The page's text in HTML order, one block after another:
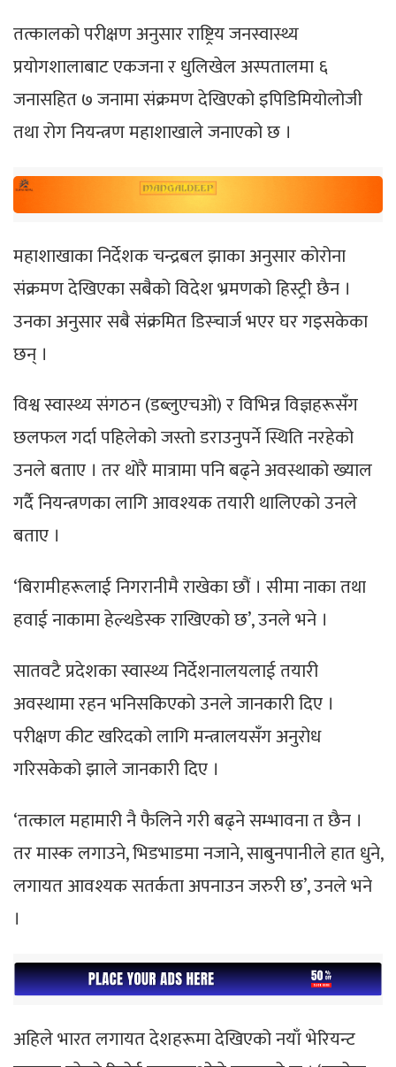
तत्कालको परीक्षण अनुसार राष्ट्रिय जनस्वास्थ्य
प्रयोगशालाबाट एकजना र धुलिखेल अस्पतालमा ६
जनासहित ७ जनामा संक्रमण देखिएको इपिडिमियोलोजी
तथा रोग नियन्त्रण महाशाखाले जनाएको छ ।
महाशाखाका निर्देशक चन्द्रबल झाका अनुसार कोरोना
संक्रमण देखिएका सबैको विदेश भ्रमणको हिस्ट्री छैन ।
उनका अनुसार सबै संक्रमित डिस्चार्ज भएर घर गइसकेका
छन् ।
विश्व स्वास्थ्य संगठन (डब्लुएचओ) र विभिन्न विज्ञहरूसँग
छलफल गर्दा पहिलेको जस्तो डराउनुपर्ने स्थिति नरहेको
उनले बताए । तर थोरै मात्रामा पनि बढ्ने अवस्थाको ख्याल
गर्दै नियन्त्रणका लागि आवश्यक तयारी थालिएको उनले
बताए ।
‘बिरामीहरूलाई निगरानीमै राखेका छौं । सीमा नाका तथा
हवाई नाकामा हेल्थडेस्क राखिएको छ’, उनले भने ।
सातवटै प्रदेशका स्वास्थ्य निर्देशनालयलाई तयारी
अवस्थामा रहन भनिसकिएको उनले जानकारी दिए ।
परीक्षण कीट खरिदको लागि मन्त्रालयसँग अनुरोध
गरिसकेको झाले जानकारी दिए ।
‘तत्काल महामारी नै फैलिने गरी बढ्ने सम्भावना त छैन ।
तर मास्क लगाउने, भिडभाडमा नजाने, साबुनपानीले हात धुने,
लगायत आवश्यक सतर्कता अपनाउन जरुरी छ’, उनले भने
।
अहिले भारत लगायत देशहरूमा देखिएको नयाँ भेरियन्ट